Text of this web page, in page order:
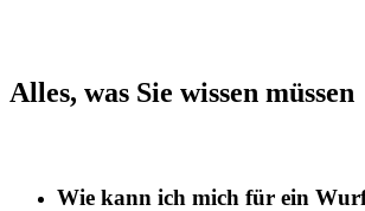
Alles, was Sie wissen müssen
Wie kann ich mich für ein